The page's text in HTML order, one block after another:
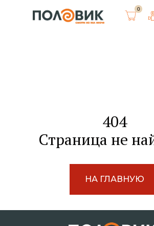
0
404
Страница не
НА ГЛАВНУЮ